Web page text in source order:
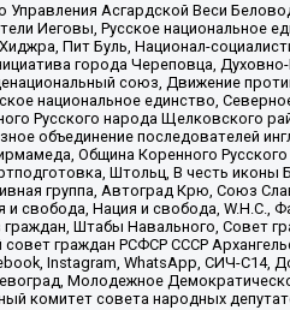
Асгардской Веси
Иеговы, Русское национальное
Пит Буль, Национал-
города Череповца,
союз, Движение
национальное единство,
Русского народа Щелковского
объединение последователей
Община Коренного
Штольц, В честь
группа, Автоград Крю, Союз
свобода, Нация и свобода, W.H.С.,
Штабы Навального, Совет
граждан РСФСР СССР
Instagram, WhatsApp, СИЧ-С14,
Молодежное
комитет совета народных